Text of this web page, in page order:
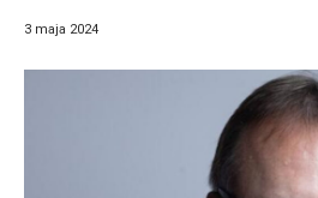
3 maja 2024